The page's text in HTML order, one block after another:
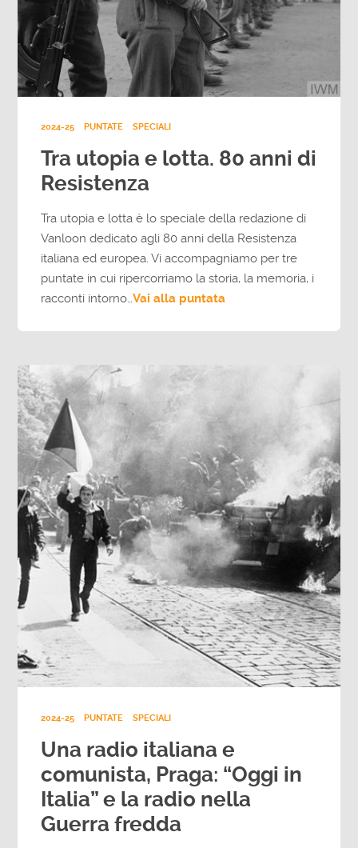
2024-25 PUNTATE SPECIALI
Tra utopia e lotta. 80 anni di
Resistenza
Tra utopia e lotta è lo speciale della redazione di
Vanloon dedicato agli 80 anni della Resistenza
italiana ed europea. Vi accompagniamo per tre
puntate in cui ripercorriamo la storia, la memoria, i
racconti intorno…Vai alla puntata
2024-25 PUNTATE SPECIALI
Una radio italiana e
comunista, Praga: “Oggi in
Italia” e la radio nella
Guerra fredda